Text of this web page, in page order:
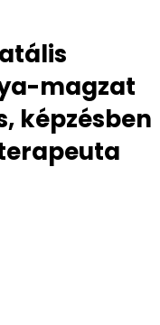
magzat
képzésben